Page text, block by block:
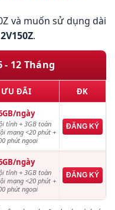
và muốn sử dụng dài
.
- 12 Tháng
ƯU ĐÃI ĐK
ngày
tỉnh + 3GB toàn
mạng <20 phút +
phút ngoại
ĐĂNG KÝ
ngày
tỉnh + 3GB toàn
mạng <20 phút +
phút ngoại
ĐĂNG KÝ